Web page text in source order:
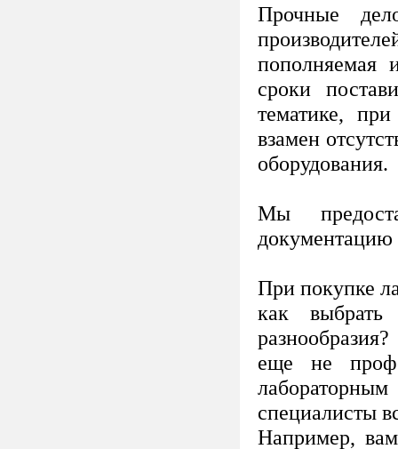
Прочные
пополняемая
сроки
тематике,
взамен
оборудования.
Мы
документацию
При покупке
как
еще не
специалисты
Например,